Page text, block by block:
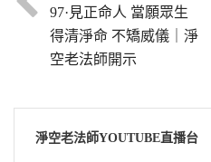
97·見正命人 當願眾生
得清淨命 不矯威儀｜淨
空老法師開示
淨空老法師YOUTUBE直播台